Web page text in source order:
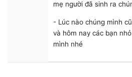
mẹ người đã sinh ra
- Lúc nào chúng mình
và hôm nay các bạn
mình nhé